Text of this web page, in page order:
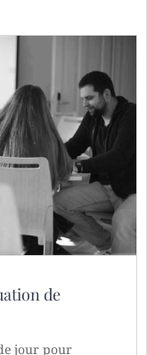
de
jour pour